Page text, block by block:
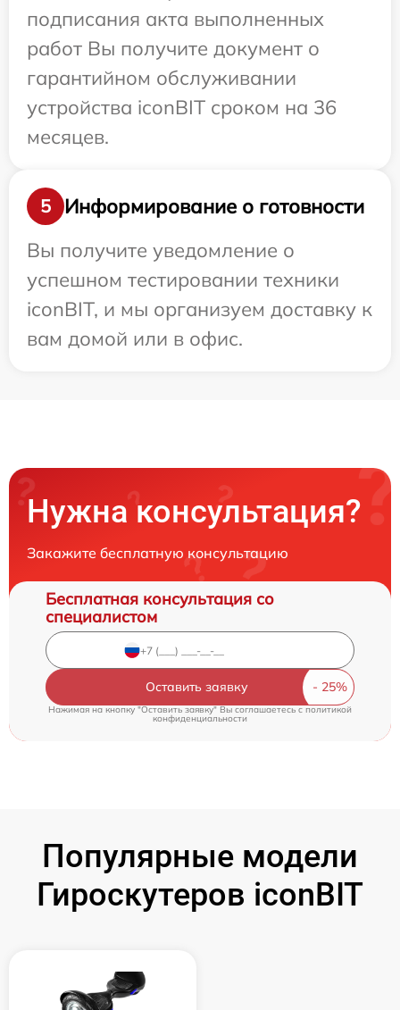
подписания акта выполненных
работ Вы получите документ о
гарантийном обслуживании
устройства iconBIT сроком на 36
месяцев.
5
Информирование о готовности
Вы получите уведомление о
успешном тестировании техники
iconBIT, и мы организуем доставку к
вам домой или в офис.
Нужна консультация?
Закажите бесплатную консультацию
Бесплатная консультация со
специалистом
Оставить заявку
Нажимая на кнопку "Оставить заявку" Вы соглашаетесь c политикой
конфиденциальности
Популярные модели
Гироскутеров iconBIT